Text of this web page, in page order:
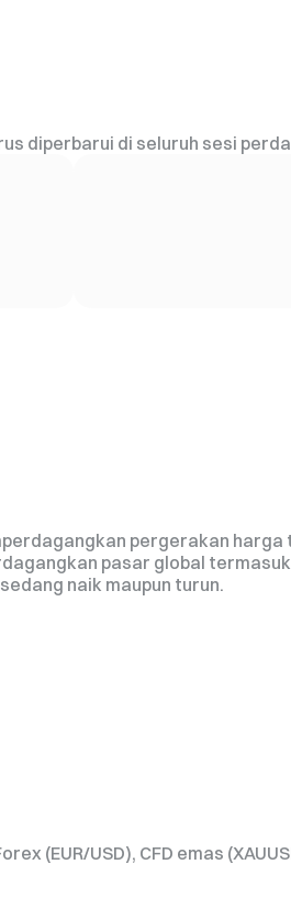
diperbarui di seluruh sesi
pergerakan harga
pasar global
naik maupun turun.
(EUR/USD), CFD emas